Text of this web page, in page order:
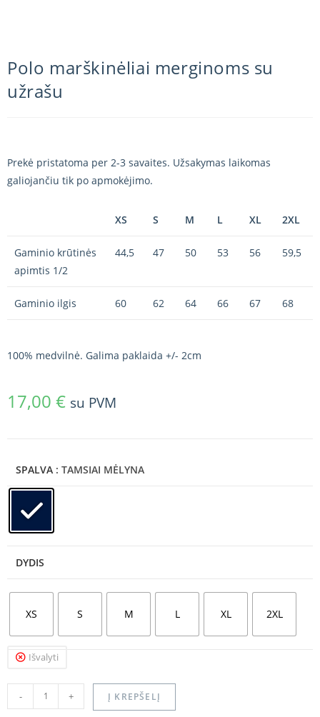
Polo marškinėliai merginoms su
užrašu
Prekė pristatoma per 2-3 savaites. Užsakymas laikomas
galiojančiu tik po apmokėjimo.
XS S M L XL 2XL
Gaminio krūtinės
apimtis 1/2
44,5 47 50 53 56 59,5
Gaminio ilgis 60 62 64 66 67 68
100% medvilnė. Galima paklaida +/- 2cm
17,00 € su PVM
SPALVA : TAMSIAI MĖLYNA
DYDIS
XS S M L XL 2XL
Išvalyti
- + Į KREPŠELĮ